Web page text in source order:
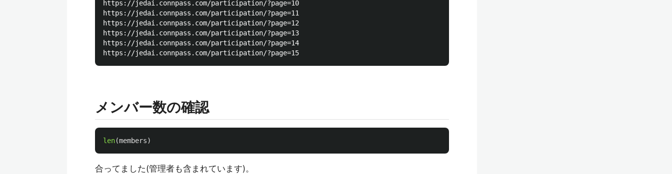
https://jedai.connpass.com/participation/?page=10
https://jedai.connpass.com/participation/?page=11
https://jedai.connpass.com/participation/?page=12
https://jedai.connpass.com/participation/?page=13
https://jedai.connpass.com/participation/?page=14
メンバー数の確認
len(members)
合ってました(管理者も含まれています)。